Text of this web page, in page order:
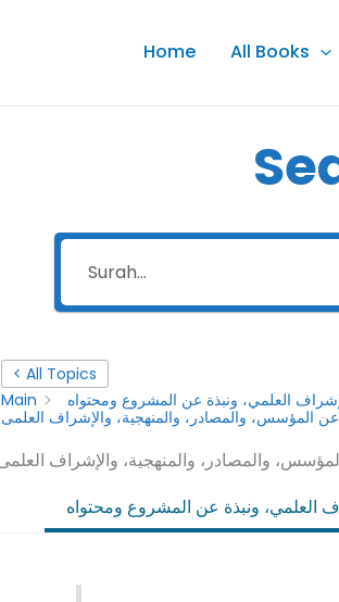
Home All Books
< All Topics
Main
العلمي، ونبذة عن المشروع ومحتواه
العلمي، ونبذة عن المشروع ومحتواه